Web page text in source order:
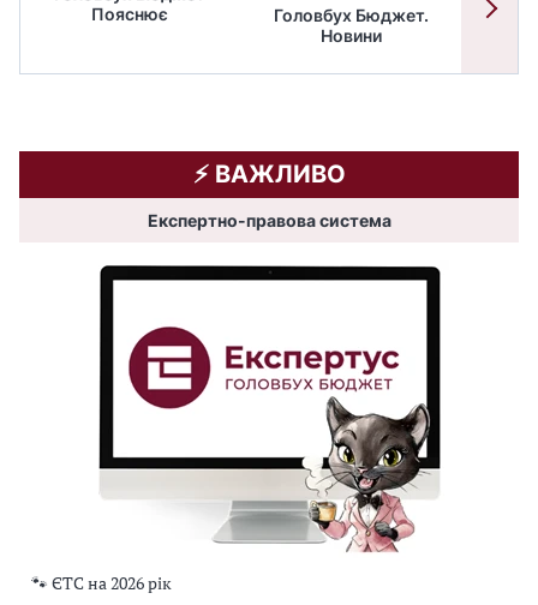
Пояснює
Головбух Бюджет.
Новини
⚡️ ВАЖЛИВО
Експертно-правова система
🐾 ЄТС на 2026 рік